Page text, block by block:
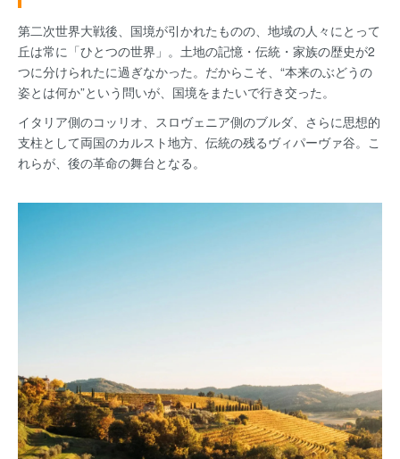
第二次世界大戦後、国境が引かれたものの、地域の人々にとって
丘は常に「ひとつの世界」。土地の記憶・伝統・家族の歴史が2
つに分けられたに過ぎなかった。だからこそ、“本来のぶどうの
姿とは何か”という問いが、国境をまたいで行き交った。
イタリア側のコッリオ、スロヴェニア側のブルダ、さらに思想的
支柱として両国のカルスト地方、伝統の残るヴィパーヴァ谷。こ
れらが、後の革命の舞台となる。